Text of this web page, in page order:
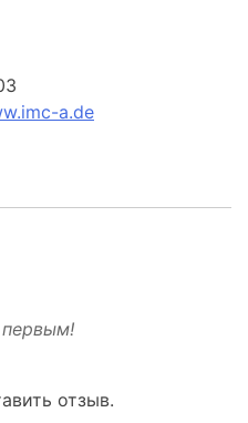
a.de
первым!
отзыв.